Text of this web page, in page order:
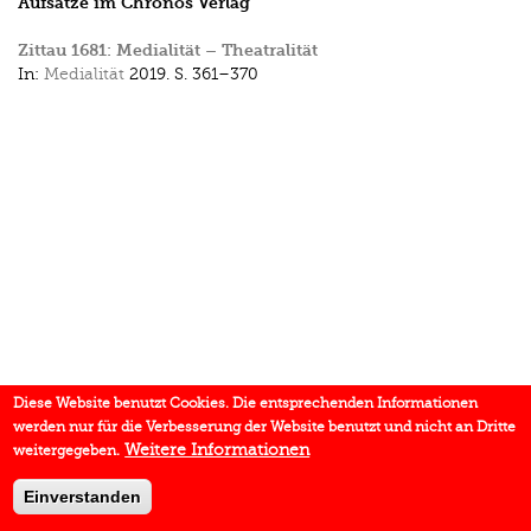
Zittau 1681: Medialität – Theatralität
In: Medialität 2019. S. 361–370
Diese Website benutzt Cookies. Die entsprechenden Informationen
werden nur für die Verbesserung der Website benutzt und nicht an Dritte
weitergegeben. Weitere Informationen
Einverstanden